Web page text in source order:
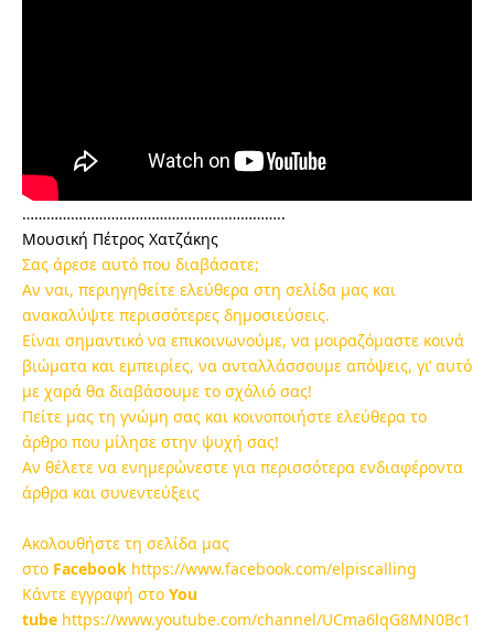
………………………………………………………..
Μουσική Πέτρος Χατζάκης
Σας άρεσε αυτό που διαβάσατε;
Αν ναι, περιηγηθείτε ελεύθερα στη σελίδα μας και
ανακαλύψτε περισσότερες δημοσιεύσεις.
Είναι σημαντικό να επικοινωνούμε, να μοιραζόμαστε κοινά
βιώματα και εμπειρίες, να ανταλλάσσουμε απόψεις, γι’ αυτό
με χαρά θα διαβάσουμε το σχόλιό σας!
Πείτε μας τη γνώμη σας και κοινοποιήστε ελεύθερα το
άρθρο που μίλησε στην ψυχή σας!
Αν θέλετε να ενημερώνεστε για περισσότερα ενδιαφέροντα
άρθρα και συνεντεύξεις
Ακολουθήστε τη σελίδα μας
στο Facebook https://www.facebook.com/elpiscalling
Κάντε εγγραφή στο You
tube https://www.youtube.com/channel/UCma6lqG8MN0Bc1